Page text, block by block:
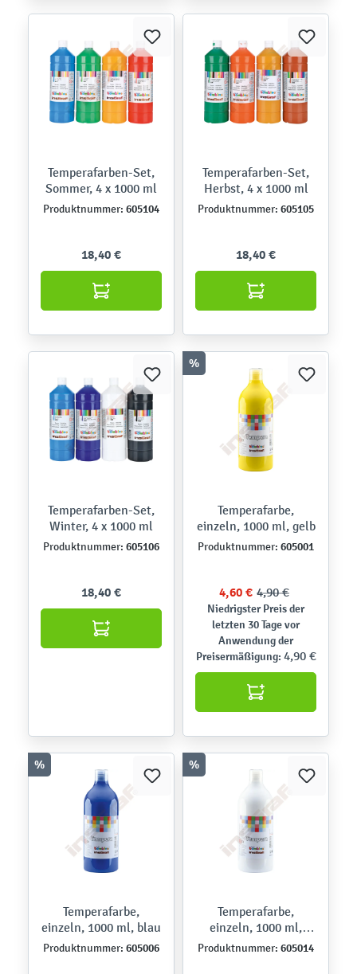
Temperafarben-Set,
Sommer, 4 x 1000 ml
Produktnummer: 605104
18,40 €
Temperafarben-Set,
Herbst, 4 x 1000 ml
Produktnummer: 605105
18,40 €
Temperafarben-Set,
Winter, 4 x 1000 ml
Produktnummer: 605106
18,40 €
%
Temperafarbe,
einzeln, 1000 ml, gelb
Produktnummer: 605001
4,60 € 4,90 €
Niedrigster Preis der
letzten 30 Tage vor
Anwendung der
Preisermäßigung: 4,90 €
%
Temperafarbe,
einzeln, 1000 ml, blau
Produktnummer: 605006
%
Temperafarbe,
einzeln, 1000 ml,
weiß
Produktnummer: 605014